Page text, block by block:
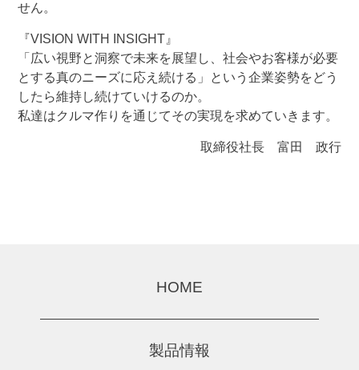
せん。
『VISION WITH INSIGHT』
「広い視野と洞察で未来を展望し、社会やお客様が必要
とする真のニーズに応え続ける」という企業姿勢をどう
したら維持し続けていけるのか。
私達はクルマ作りを通じてその実現を求めていきます。
取締役社長 富田 政行
HOME
製品情報